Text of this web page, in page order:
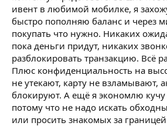
ивент в любимой мобилке, я
быстро пополняю баланс и через
покупать что нужно. Никаких
пока деньги придут, никаких
разблокировать транзакцию. Всё
Плюс конфиденциальность на
не утекают, карту не взламывают,
блокируют. А ещё я экономлю
потому что не надо искать
или просить знакомых за